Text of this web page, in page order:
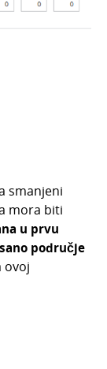
smanjeni
mora biti
u prvu
područje
ovoj